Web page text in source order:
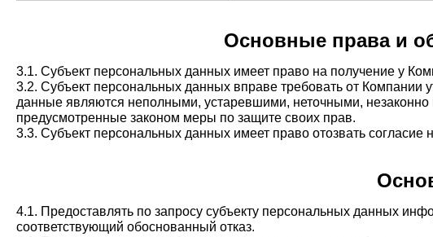
Основные права и
3.1. Субъект персональных данных имеет право на получение у
3.2. Субъект персональных данных вправе требовать от Компании
данные являются неполными, устаревшими, неточными,
предусмотренные законом меры по защите своих прав.
3.3. Субъект персональных данных имеет право отозвать согласие
4.1. Предоставлять по запросу субъекту персональных данных
соответствующий обоснованный отказ.